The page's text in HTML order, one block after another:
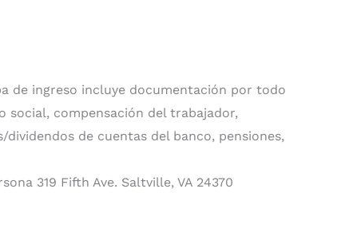
de ingreso incluye documentación por todo
social, compensación del trabajador,
de cuentas del banco, pensiones,
319 Fifth Ave. Saltville, VA 24370